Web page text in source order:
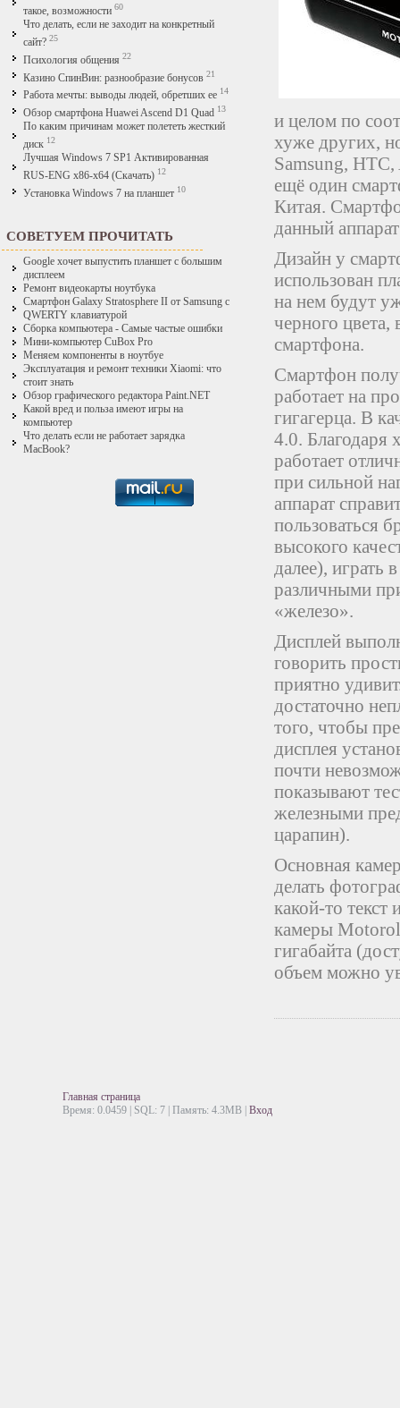
такое, возможности 60
Что делать, если не заходит на конкретный
сайт? 25
Психология общения 22
Казино СпинВин: разнообразие бонусов 21
Работа мечты: выводы людей, обретших ее 14
Обзор смартфона Huawei Ascend D1 Quad 13
По каким причинам может полететь жесткий
диск 12
Лучшая Windows 7 SP1 Активированная
RUS-ENG x86-x64 (Скачать) 12
Установка Windows 7 на планшет 10
СОВЕТУЕМ ПРОЧИТАТЬ
Google хочет выпустить планшет с большим
дисплеем
Ремонт видеокарты ноутбука
Смартфон Galaxy Stratosphere II от Samsung с
QWERTY клавиатурой
Сборка компьютера - Самые частые ошибки
Мини-компьютер CuBox Pro
Меняем компоненты в ноутбуе
Эксплуатация и ремонт техники Xiaomi: что
стоит знать
Обзор графического редактора Paint.NET
Какой вред и польза имеют игры на
компьютер
Что делать если не работает зарядка
MacBook?
и целом по
хуже других,
Samsung,
ещё один
Китая.
данный
Дизайн у
использован
на нем будут
черного
смартфона.
Смартфон
работает на
гигагерца. В
4.0.
работает
при сильной
аппарат
пользоваться
высокого
далее), играть
различными
«железо».
Дисплей
говорить
приятно
достаточно
того, чтобы
дисплея
почти
показывают
железными
царапин).
Основная
делать
какой-то текст
камеры
гигабайта
объем можно
Главная страница
Время: 0.0459 | SQL: 7 | Память: 4.3MB Вход